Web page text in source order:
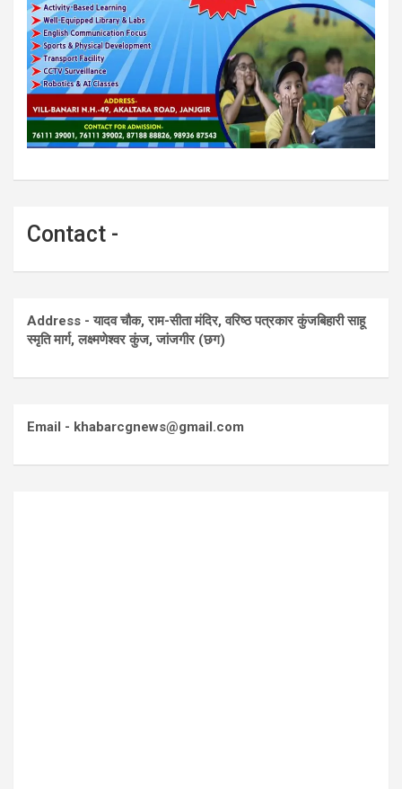
Contact -
Address - यादव चौक, राम-सीता मंदिर, वरिष्ठ पत्रकार कुंजबिहारी साहू
स्मृति मार्ग, लक्ष्मणेश्वर कुंज, जांजगीर (छग)
Email - khabarcgnews@gmail.com